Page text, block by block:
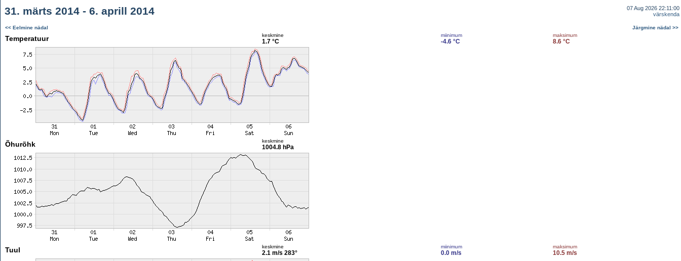
31. märts 2014 - 6. aprill 2014
07 Aug 2026 22:11:00
värskenda
<< Eelmine nädal Järgmine nädal >>
Temperatuur keskmine
1.7 °C
miinimum
-4.6 °C
maksimum
8.6 °C
Õhurõhk keskmine
1004.8 hPa
Tuul keskmine
2.1 m/s 283°
miinimum
0.0 m/s
maksimum
10.5 m/s